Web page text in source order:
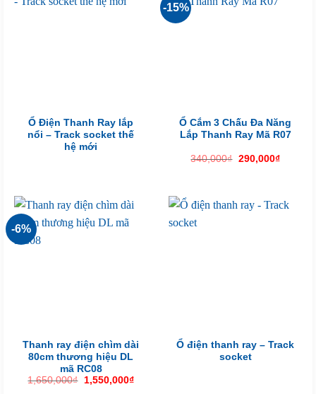
Ổ Điện Thanh Ray lắp
nổi – Track socket thế
hệ mới
-15%
Ổ Cắm 3 Chấu Đa Năng
Lắp Thanh Ray Mã R07
340,000₫ Giá
gốc
290,000₫Giá
hiện
-6%
Thanh ray điện chìm dài
80cm thương hiệu DL
mã RC08
1,650,000₫ Giá
gốc
1,550,000₫Giá
hiện
Ổ điện thanh ray – Track
socket